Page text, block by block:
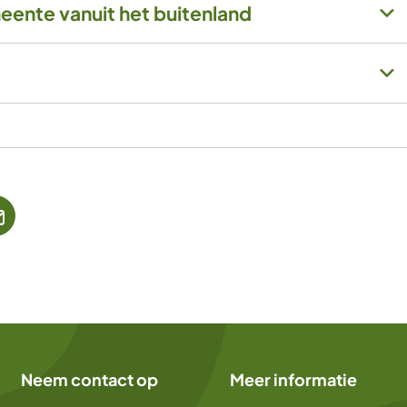
vanuit het buitenland
Neem contact op Meer informatie